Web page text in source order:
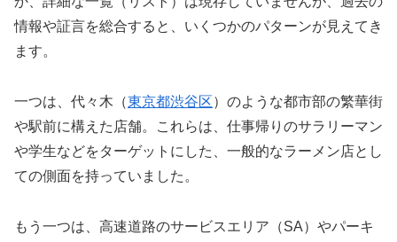
情報や証言を総合すると、いくつかのパターンが見えてき
ます。
一つは、代々木（東京都渋谷区）のような都市部の繁華街
や駅前に構えた店舗。これらは、仕事帰りのサラリーマン
や学生などをターゲットにした、一般的なラーメン店とし
ての側面を持っていました。
もう一つは、高速道路のサービスエリア（SA）やパーキ